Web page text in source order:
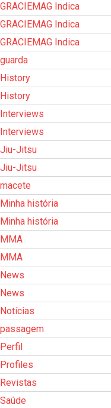
GRACIEMAG Indica
GRACIEMAG Indica
GRACIEMAG Indica
guarda
History
History
Interviews
Interviews
Jiu-Jitsu
Jiu-Jitsu
macete
Minha história
Minha história
MMA
MMA
News
News
Notícias
passagem
Perfil
Profiles
Revistas
Saúde